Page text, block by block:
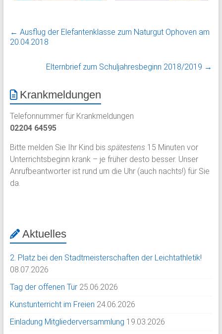
← Ausflug der Elefantenklasse zum Naturgut Ophoven am
20.04.2018
Elternbrief zum Schuljahresbeginn 2018/2019 →
Krankmeldungen
Telefonnummer für Krankmeldungen
02204 64595
Bitte melden Sie Ihr Kind bis spätestens 15 Minuten vor
Unterrichtsbeginn krank – je früher desto besser. Unser
Anrufbeantworter ist rund um die Uhr (auch nachts!) für Sie
da.
Aktuelles
2. Platz bei den Stadtmeisterschaften der Leichtathletik!
08.07.2026
Tag der offenen Tür 25.06.2026
Kunstunterricht im Freien 24.06.2026
Einladung Mitgliederversammlung 19.03.2026